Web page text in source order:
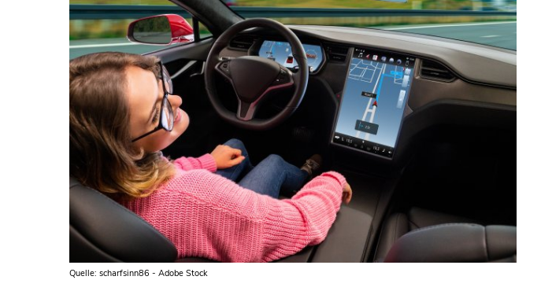
Quelle: scharfsinn86 - Adobe Stock